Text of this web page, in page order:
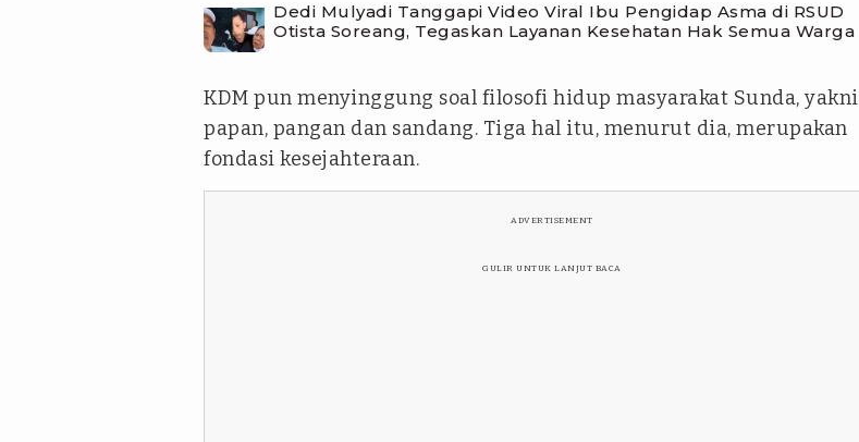
Dedi Mulyadi Tanggapi Video Viral Ibu Pengidap Asma di RSUD
Otista Soreang, Tegaskan Layanan Kesehatan Hak Semua Warga
KDM pun menyinggung soal filosofi hidup masyarakat Sunda, yakni
papan, pangan dan sandang. Tiga hal itu, menurut dia, merupakan
fondasi kesejahteraan.
ADVERTISEMENT
GULIR UNTUK LANJUT BACA